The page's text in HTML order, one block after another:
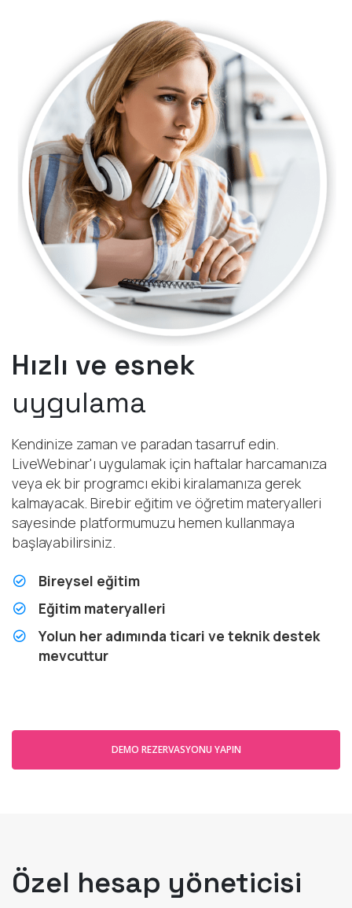
Hızlı ve esnek
uygulama
Kendinize zaman ve paradan tasarruf edin.
LiveWebinar'ı uygulamak için haftalar harcamanıza
veya ek bir programcı ekibi kiralamanıza gerek
kalmayacak. Birebir eğitim ve öğretim materyalleri
sayesinde platformumuzu hemen kullanmaya
başlayabilirsiniz.
Bireysel eğitim
Eğitim materyalleri
Yolun her adımında ticari ve teknik destek
mevcuttur
DEMO REZERVASYONU YAPIN
Özel hesap yöneticisi